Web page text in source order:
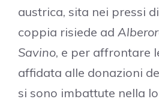
austrica, sita nei pressi di
coppia risiede ad
Savino, e per affrontare
affidata alle donazioni
si sono imbattute nella